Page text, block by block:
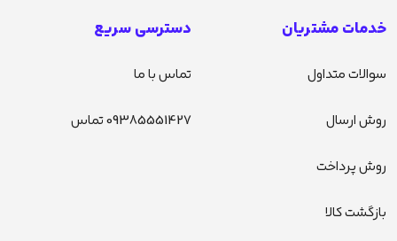
خدمات مشتریان
سوالات متداول
روش ارسال
روش پرداخت
بازگشت کالا
دسترسی سریع
تماس با ما
09385551427 تماس